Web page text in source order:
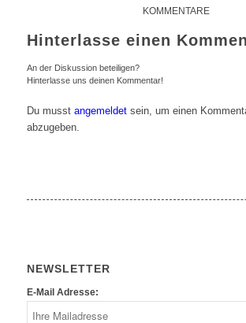
KOMMENTARE
Hinterlasse einen
An der Diskussion beteiligen?
Hinterlasse uns deinen Kommentar!
Du musst angemeldetsein, um einen
abzugeben.
NEWSLETTER
E-Mail Adresse: